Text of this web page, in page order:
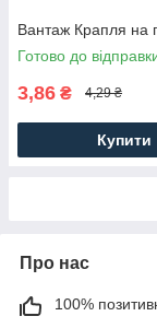
Вантаж Крапля на
Готово до
3,86 ₴ 4,29 ₴
Купити
Про нас
100%